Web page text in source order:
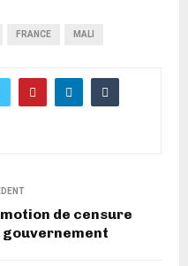
FRANCE MALI
de censure